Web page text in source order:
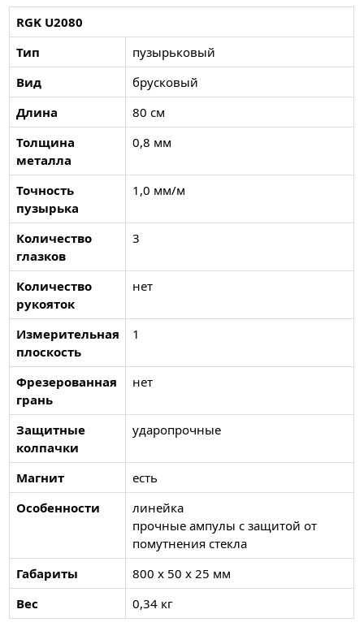
RGK U2080
Тип
пузырьковый
Вид
брусковый
Длина
80 см
Толщина
металла
0,8 мм
Точность
пузырька
1,0 мм/м
Количество
глазков
3
Количество
рукояток
нет
Измерительная
плоскость
1
Фрезерованная
грань
нет
Защитные
колпачки
ударопрочные
Магнит
есть
Особенности
линейка
прочные ампулы с защитой от
помутнения стекла
Габариты
800 x 50 x 25 мм
Вес
0,34 кг